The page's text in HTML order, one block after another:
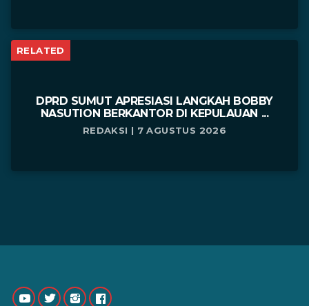
RELATED
DPRD SUMUT APRESIASI LANGKAH BOBBY
NASUTION BERKANTOR DI KEPULAUAN ...
REDAKSI | 7 AGUSTUS 2026